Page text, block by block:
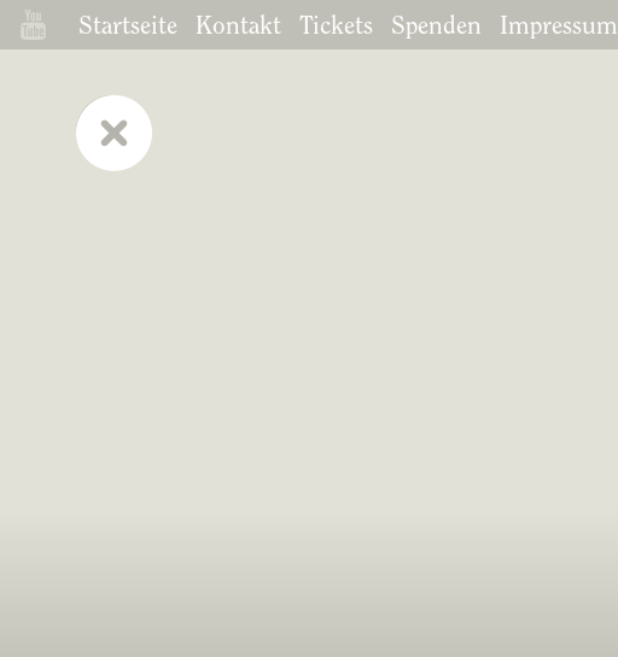
Startseite Kontakt Tickets Spenden Impressum